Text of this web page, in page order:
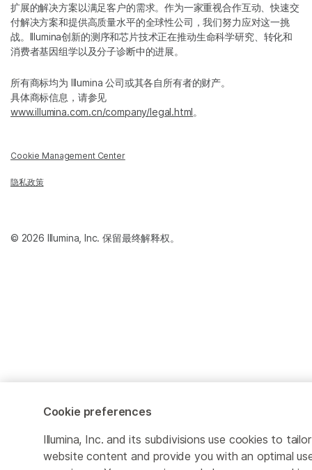
扩展的解决方案以满足客户的需求。作为一家重视合作互动、快速交
付解决方案和提供高质量水平的全球性公司，我们努力应对这一挑
战。Illumina创新的测序和芯片技术正在推动生命科学研究、转化和
消费者基因组学以及分子诊断中的进展。
所有商标均为 Illumina 公司或其各自所有者的财产。
具体商标信息，请参见
www.illumina.com.cn/company/legal.html。
Cookie Management Center
隐私政策
© 2026 Illumina, Inc. 保留最终解释权。
Cookie preferences
Illumina, Inc. and its subdivisions use cookies to tailor
website content and provide you with an optimal